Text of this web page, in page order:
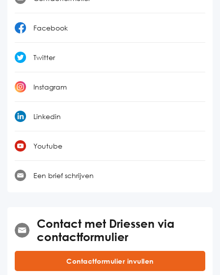
Facebook
Twitter
Instagram
Linkedin
Youtube
Een brief schrijven
Contact met Driessen via
contactformulier
Contactformulier invullen